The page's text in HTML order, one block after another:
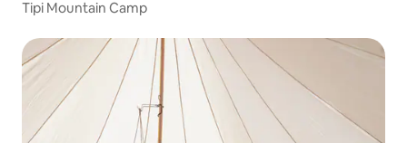
Tipi Mountain Camp